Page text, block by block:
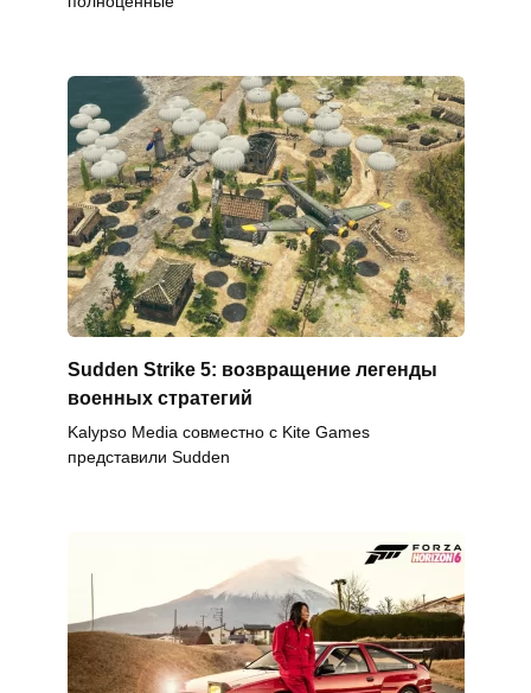
Sudden Strike 5: возвращение легенды
военных стратегий
Kalypso Media совместно с Kite Games
представили Sudden